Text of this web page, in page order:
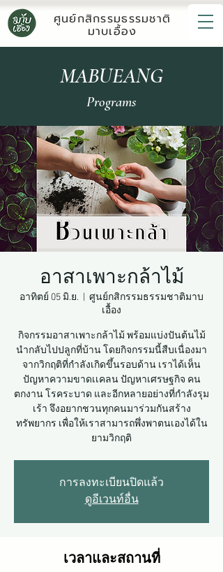
ศูนย์กสิกรรมธรรมชาติ
มาบเอื้อง
MABUEANG
Programs
อาสาเพาะกล้าไม้
อาทิตย์ 05 มิ.ย.
ศูนย์กสิกรรมธรรมชาติมาบ
เอื้อง​
กิจกรรมอาสาเพาะกล้าไม้ พร้อมแบ่งปันต้นไม้
นำกลับไปปลูกที่บ้าน โดยกิจกรรมนี้สืบเนื่องมา
จากวิกฤติที่กำลังเกิดขึ้นรอบด้าน เราได้เห็น
ปัญหาความขาดเเคลน ปัญหาเศรษฐกิจ คน
ตกงาน โรคระบาด และอีกหลายอย่างที่กำลังรุม
เร้า จึงอยากชวนทุกคนมาร่วมกันสร้าง
ทรัพยากร เพื่อให้เราสามารถพึ่งพาตนเองได้ใน
ยามวิกฤติ
การลงทะเบียนปิดแล้ว
ดูอีเวนท์อื่น
เวลาและสถานที่